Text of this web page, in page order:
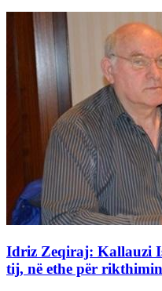
Idriz Zeqiraj: Kallauzi
tij, në ethe për